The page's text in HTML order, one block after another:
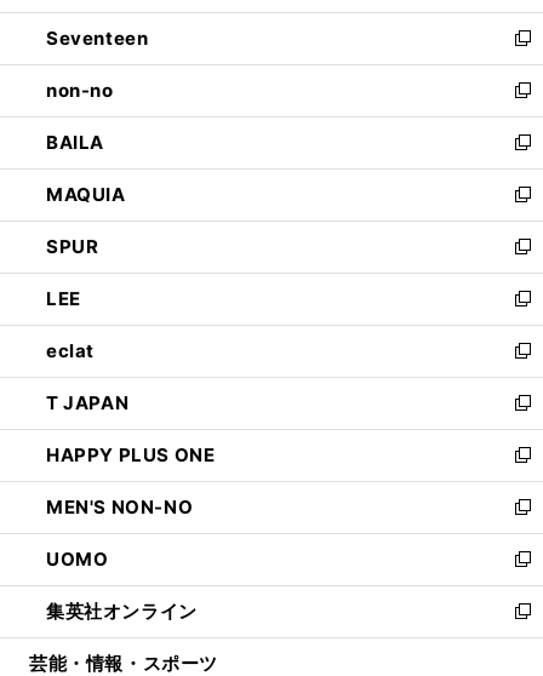
開
く
ウ
で
開
く
ン
ド
ウ
で
開
く
Seventeen
新
し
い
ウ
ィ
ン
ド
ウ
で
開
く
non-no
新
し
い
ウ
ィ
ン
ド
ウ
で
開
く
BAILA
新
し
い
ウ
ィ
ン
ド
ウ
で
開
く
MAQUIA
新
し
い
ウ
ィ
ン
ド
ウ
で
開
く
SPUR
新
し
い
ウ
ィ
ン
ド
ウ
で
開
く
LEE
新
し
い
ウ
ィ
ン
ド
ウ
で
開
く
eclat
新
し
い
ウ
ィ
ン
ド
ウ
で
開
く
T JAPAN
新
し
い
ウ
ィ
ン
ド
ウ
で
開
HAPPY PLUS ONE
新
し
い
ウ
ィ
ン
ド
ウ
MEN'S NON-NO
新
し
い
ウ
ィ
ン
UOMO
新
し
い
ウ
集英社オンライン
新
し
芸能・情報・スポーツ